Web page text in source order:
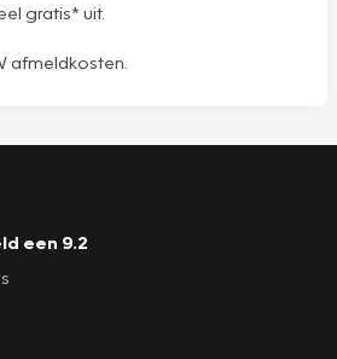
gratis* uit.
afmeldkosten.
een 9.2